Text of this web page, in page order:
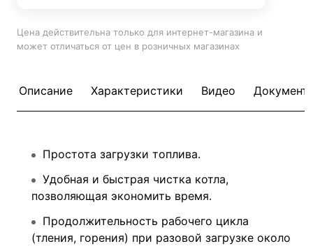
Цена действительна только для интернет-магазина и
может отличаться от цен в розничных магазинах
Описание Характеристики Видео
Простота загрузки топлива.
Удобная и быстрая чистка котла,
позволяющая экономить время.
Продолжительность рабочего цикла
(тления, горения) при разовой загрузке около